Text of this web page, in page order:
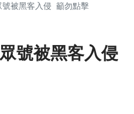
號被黑客入侵 籲勿點擊
號被黑客入侵